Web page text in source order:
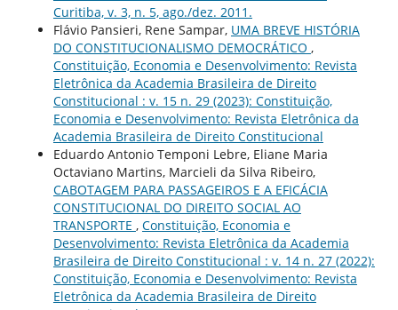
Curitiba, v. 3, n. 5, ago./dez. 2011.
Flávio Pansieri, Rene Sampar, UMA BREVE HISTÓRIA
DO CONSTITUCIONALISMO DEMOCRÁTICO ,
Constituição, Economia e Desenvolvimento: Revista
Eletrônica da Academia Brasileira de Direito
Constitucional : v. 15 n. 29 (2023): Constituição,
Economia e Desenvolvimento: Revista Eletrônica da
Academia Brasileira de Direito Constitucional
Eduardo Antonio Temponi Lebre, Eliane Maria
Octaviano Martins, Marcieli da Silva Ribeiro,
CABOTAGEM PARA PASSAGEIROS E A EFICÁCIA
CONSTITUCIONAL DO DIREITO SOCIAL AO
TRANSPORTE , Constituição, Economia e
Desenvolvimento: Revista Eletrônica da Academia
Brasileira de Direito Constitucional : v. 14 n. 27 (2022):
Constituição, Economia e Desenvolvimento: Revista
Eletrônica da Academia Brasileira de Direito